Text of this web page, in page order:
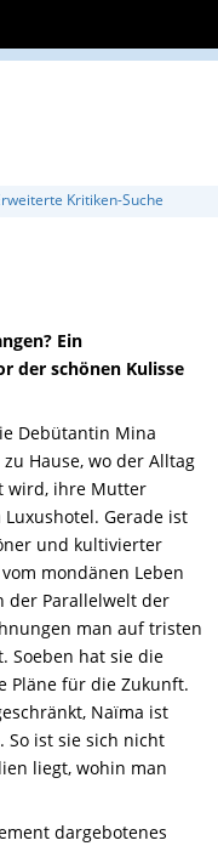
Kritiken-Suche
Ein
der schönen Kulisse
Debütantin Mina
Hause, wo der Alltag
wird, ihre Mutter
Gerade ist
und kultivierter
mondänen Leben
der Parallelwelt der
man auf tristen
Soeben hat sie die
Pläne für die Zukunft.
Naïma ist
So ist sie sich nicht
liegt, wohin man
dargebotenes